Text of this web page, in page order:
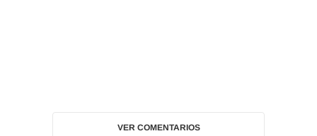
VER COMENTARIOS